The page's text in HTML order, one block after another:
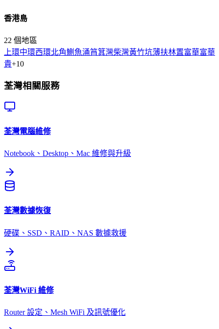
香港島
22 個地區
上環中環西環北角鰂魚涌筲箕灣柴灣黃竹坑薄扶林置富華富華
貴+10
荃灣相關服務
荃灣電腦維修
Notebook、Desktop、Mac 維修與升級
荃灣數據恢復
硬碟、SSD、RAID、NAS 數據救援
荃灣WiFi 維修
Router 設定、Mesh WiFi 及訊號優化